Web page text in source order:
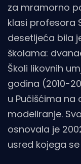
za mramorno
klasi profesora
desetljeća bila
školama:
Školi likovnih
godina (2010-
u Pučišćima na
modeliranje.
osnovala je
usred kojega